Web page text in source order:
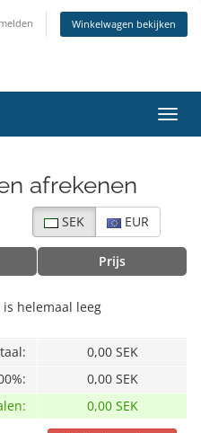
Winkelwagen bekijken
afrekenen
SEK EUR
Prijs
helemaal leeg
0,00 SEK
0,00 SEK
0,00 SEK